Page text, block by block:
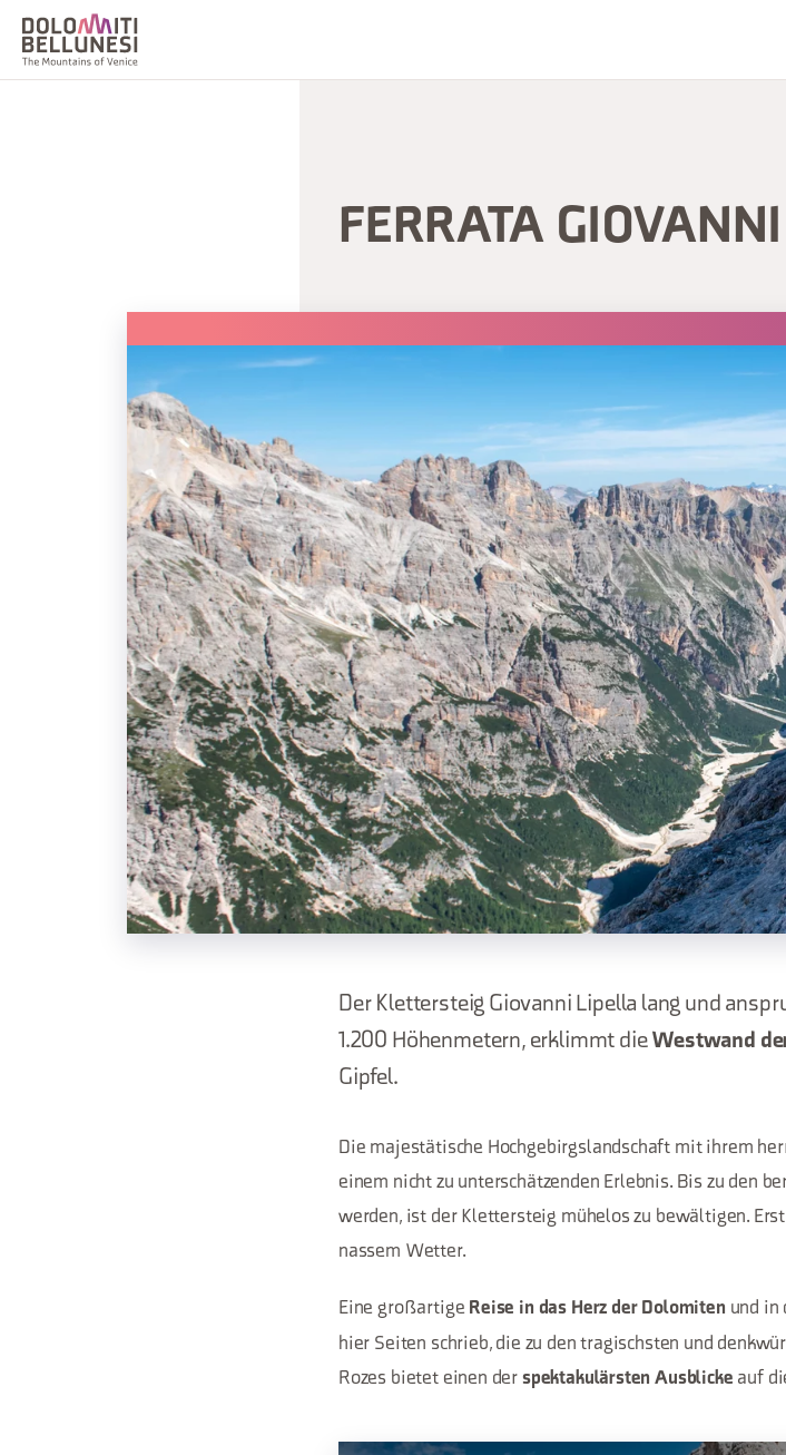
FERRATA
Der Klettersteig Giovanni Lipella lang und
1.200 Höhenmetern, erklimmt die Westwand
Gipfel.
Die majestätische Hochgebirgslandschaft mit ihrem
einem nicht zu unterschätzenden Erlebnis. Bis zu den
werden, ist der Klettersteig mühelos zu bewältigen.
nassem Wetter.
Eine großartige Reise in das Herz der Dolomiten und in
hier Seiten schrieb, die zu den tragischsten und
Rozes bietet einen der spektakulärsten Ausblicke auf